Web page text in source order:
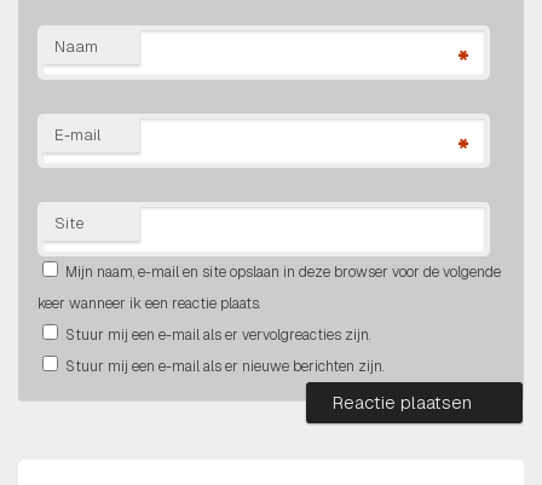
Naam *
E-mail *
Site
Mijn naam, e-mail en site opslaan in deze browser voor de volgende
keer wanneer ik een reactie plaats.
Stuur mij een e-mail als er vervolgreacties zijn.
Stuur mij een e-mail als er nieuwe berichten zijn.